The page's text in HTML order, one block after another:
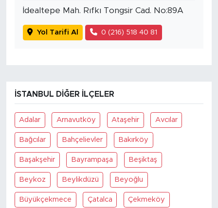
İdealtepe Mah. Rıfkı Tongsir Cad. No:89A
Yol Tarifi Al 0 (216) 518 40 81
İSTANBUL DIĞER İLÇELER
Adalar Arnavutköy Ataşehir Avcılar
Bağcılar Bahçelievler Bakırköy
Başakşehir Bayrampaşa Beşiktaş
Beykoz Beylikdüzü Beyoğlu
Büyükçekmece Çatalca Çekmeköy